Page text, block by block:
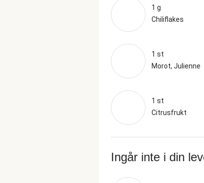
1 g
Chiliflakes
1 st
Morot, Julienne
1 st
Citrusfrukt
Ingår inte i din